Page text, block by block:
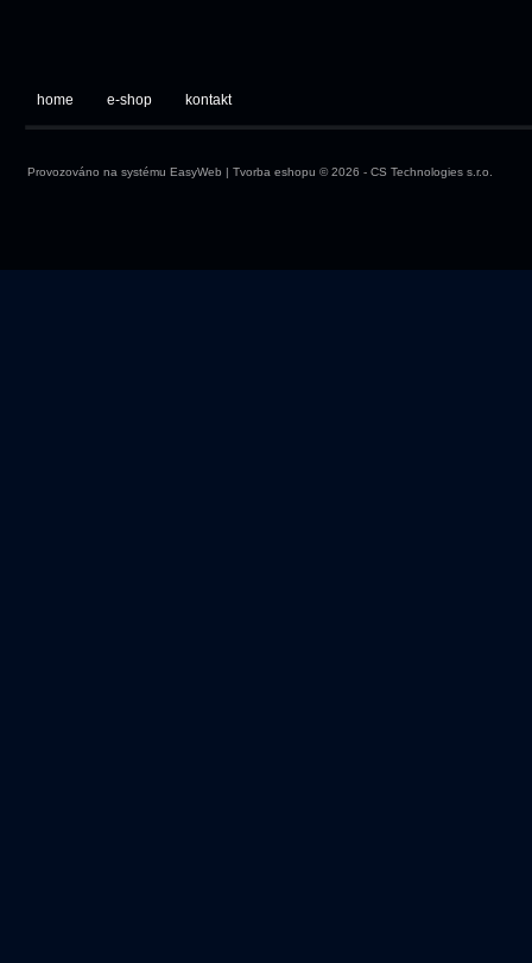
home e-shop kontakt
Provozováno na systému EasyWeb | Tvorba eshopu © 2026 - CS Technologies s.r.o.